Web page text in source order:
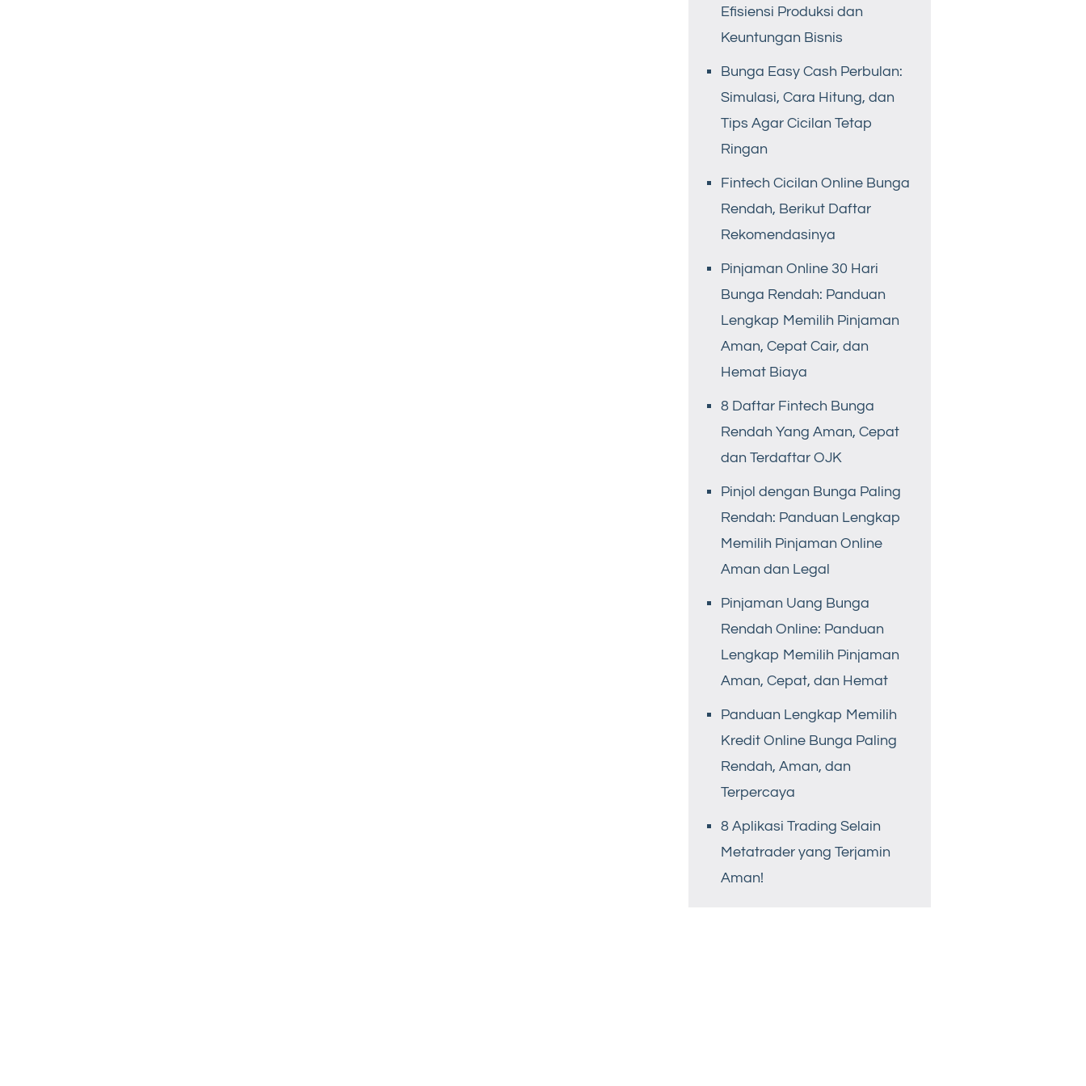
Efisiensi Produksi dan
Keuntungan Bisnis
Bunga Easy Cash Perbulan:
Simulasi, Cara Hitung, dan
Tips Agar Cicilan Tetap
Ringan
Fintech Cicilan Online Bunga
Rendah, Berikut Daftar
Rekomendasinya
Pinjaman Online 30 Hari
Bunga Rendah: Panduan
Lengkap Memilih Pinjaman
Aman, Cepat Cair, dan
Hemat Biaya
8 Daftar Fintech Bunga
Rendah Yang Aman, Cepat
dan Terdaftar OJK
Pinjol dengan Bunga Paling
Rendah: Panduan Lengkap
Memilih Pinjaman Online
Aman dan Legal
Pinjaman Uang Bunga
Rendah Online: Panduan
Lengkap Memilih Pinjaman
Aman, Cepat, dan Hemat
Panduan Lengkap Memilih
Kredit Online Bunga Paling
Rendah, Aman, dan
Terpercaya
8 Aplikasi Trading Selain
Metatrader yang Terjamin
Aman!